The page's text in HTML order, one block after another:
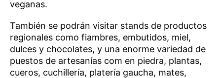
veganas.
También se podrán visitar stands de productos
regionales como fiambres, embutidos, miel,
dulces y chocolates, y una enorme variedad de
puestos de artesanías com en piedra, plantas,
cueros, cuchillería, platería gaucha, mates,